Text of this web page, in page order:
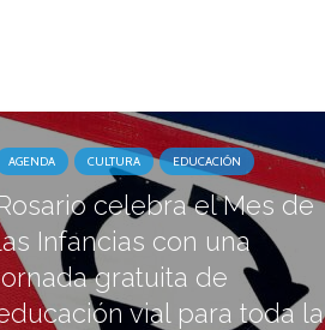
AGENDA CULTURA EDUCACIÓN
celebra el Mes de
Infancias con una
gratuita de
vial para toda la